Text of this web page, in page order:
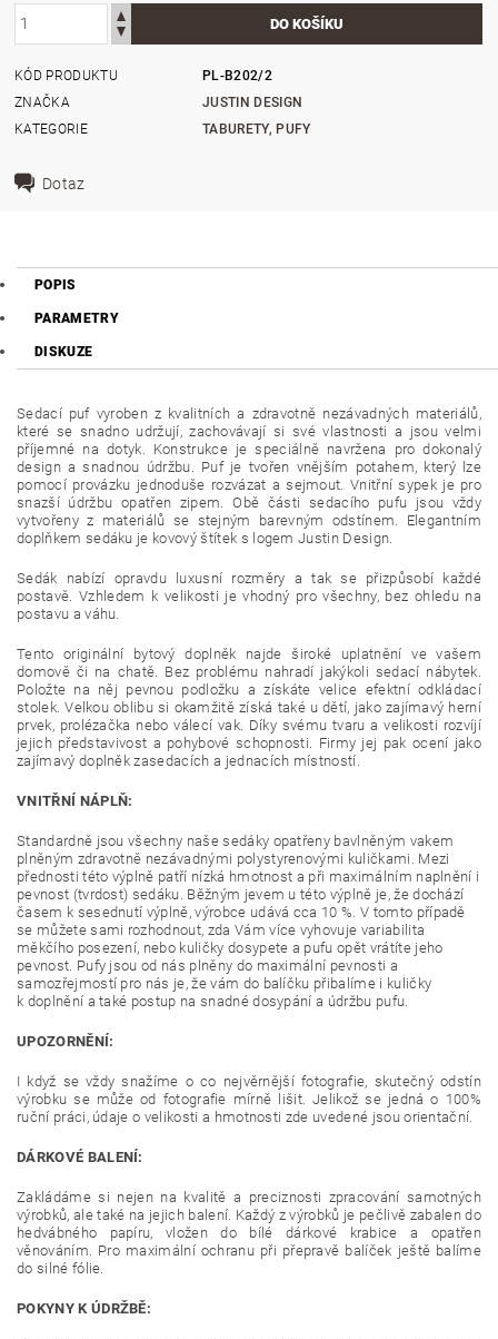
KÓD PRODUKTU
PL-B202/2
ZNAČKA
JUSTIN DESIGN
KATEGORIE
TABURETY, PUFY
Dotaz
POPIS
PARAMETRY
DISKUZE
Sedací puf vyroben z kvalitních a zdravotně nezávadných materiálů,
které se snadno udržují, zachovávají si své vlastnosti a jsou velmi
příjemné na dotyk. Konstrukce je speciálně navržena pro dokonalý
design a snadnou údržbu. Puf je tvořen vnějším potahem, který lze
pomocí provázku jednoduše rozvázat a sejmout. Vnitřní sypek je pro
snazší údržbu opatřen zipem. Obě části sedacího pufu jsou vždy
vytvořeny z materiálů se stejným barevným odstínem. Elegantním
doplňkem sedáku je kovový štítek s logem Justin Design.
Sedák nabízí opravdu luxusní rozměry a tak se přizpůsobí každé
postavě. Vzhledem k velikosti je vhodný pro všechny, bez ohledu na
postavu a váhu.
Tento originální bytový doplněk najde široké uplatnění ve vašem
domově či na chatě. Bez problému nahradí jakýkoli sedací nábytek.
Položte na něj pevnou podložku a získáte velice efektní odkládací
stolek. Velkou oblibu si okamžitě získá také u dětí, jako zajímavý herní
prvek, prolézačka nebo válecí vak. Díky svému tvaru a velikosti rozvíjí
jejich představivost a pohybové schopnosti. Firmy jej pak ocení jako
zajímavý doplněk zasedacích a jednacích místností.
VNITŘNÍ NÁPLŇ:
Standardně jsou všechny naše sedáky opatřeny bavlněným vakem
plněným zdravotně nezávadnými polystyrenovými kuličkami. Mezi
přednosti této výplně patří nízká hmotnost a při maximálním naplnění i
pevnost (tvrdost) sedáku. Běžným jevem u této výplně je, že dochází
časem k sesednutí výplně, výrobce udává cca 10 %. V tomto případě
se můžete sami rozhodnout, zda Vám více vyhovuje variabilita
měkčího posezení, nebo kuličky dosypete a pufu opět vrátíte jeho
pevnost. Pufy jsou od nás plněny do maximální pevnosti a
samozřejmostí pro nás je, že vám do balíčku přibalíme i kuličky
k doplnění a také postup na snadné dosypání a údržbu pufu.
UPOZORNĚNÍ:
I když se vždy snažíme o co nejvěrnější fotografie, skutečný odstín
výrobku se může od fotografie mírně lišit. Jelikož se jedná o 100%
ruční práci, údaje o velikosti a hmotnosti zde uvedené jsou orientační.
DÁRKOVÉ BALENÍ:
Zakládáme si nejen na kvalitě a preciznosti zpracování samotných
výrobků, ale také na jejich balení. Každý z výrobků je pečlivě zabalen do
hedvábného papíru, vložen do bílé dárkové krabice a opatřen
věnováním. Pro maximální ochranu při přepravě balíček ještě balíme
do silné fólie.
POKYNY K ÚDRŽBĚ: